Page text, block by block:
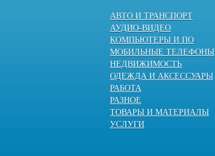
АВТО И ТРАНСПОРТ
АУДИО-ВИДЕО
КОМПЬЮТЕРЫ И ПО
МОБИЛЬНЫЕ ТЕЛЕФОНЫ
НЕДВИЖИМОСТЬ
ОДЕЖДА И АКСЕССУАРЫ
РАБОТА
РАЗНОЕ
ТОВАРЫ И МАТЕРИАЛЫ
УСЛУГИ